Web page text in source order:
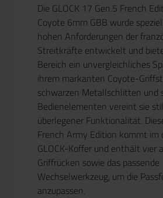
Die GLOCK 17 Gen.5 French
Coyote 6mm GBB wurde
hohen Anforderungen der
Streitkräfte entwickelt und
Bereich ein unvergleichliches
ihrem markanten Coyote-
schwarzen Metallschlitten und
Bedienelementen vereint sie
überlegener Funktionalität.
French Army Edition kommt im
GLOCK-Koffer und enthält vier
Griffrücken sowie das passende
Wechselwerkzeug, um die
anzupassen.